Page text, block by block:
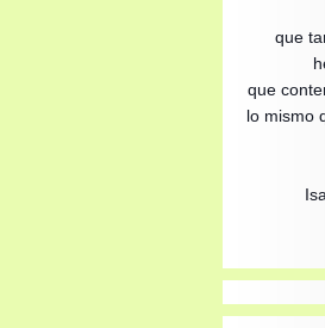
que
que
lo mismo